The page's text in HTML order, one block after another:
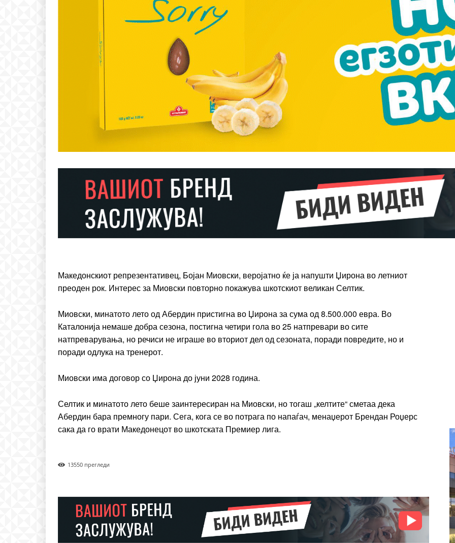
━ pricing plans
Free
бесплатно / forever
ИЗБЕРЕТЕ ПЛАН
Included for free:
Ut mollis pellentesque tortor
Nullam eu erat condimentum
Orci varius natoque dolor
ИЗБЕРЕТЕ
Full member access:
Nullam eu erat condimentum
Donec quis est ac felis
Yearly pricing
Македонскиот репрезентативец, Бојан Миовски, веројатно ќе ја напушти Џирона во летниот
преоден рок. Интерес за Миовски повторно покажува шкотскиот великан Селтик.
Миовски, минатото лето од Абердин пристигна во Џирона за сума од 8.500.000 евра. Во
Каталонија немаше добра сезона, постигна четири гола во 25 натпревари во сите
натпреварувања, но речиси не играше во вториот дел од сезоната, поради повредите, но и
поради одлука на тренерот.
Миовски има договор со Џирона до јуни 2028 година.
Селтик и минатото лето беше заинтересиран на Миовски, но тогаш „келтите“ сметаа дека
Абердин бара премногу пари. Сега, кога се во потрага по напаѓач, менаџерот Брендан Роџерс
сака да го врати Македонецот во шкотската Премиер лига.
13550 прегледи